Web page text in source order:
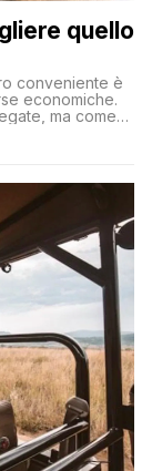
quello
conveniente è
economiche.
ma come
senza